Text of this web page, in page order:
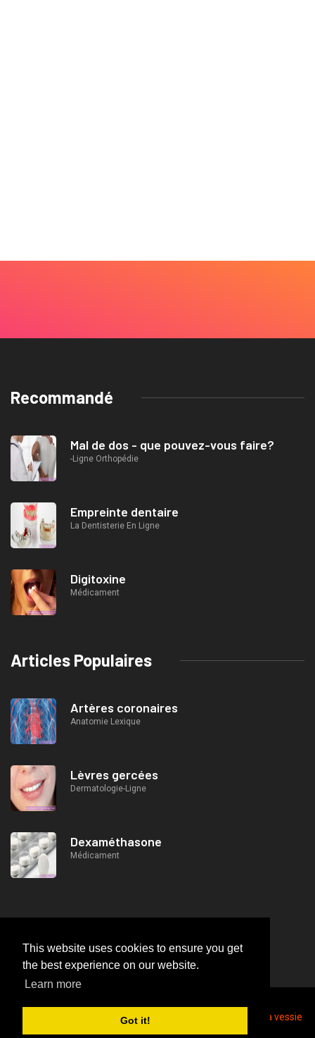
This website uses cookies to ensure you get
the best experience on our website.
Learn more
Got it!
Recommandé
Mal de dos - que pouvez-vous faire?
-Ligne Orthopédie
Empreinte dentaire
La Dentisterie En Ligne
Digitoxine
Médicament
Articles Populaires
Artères coronaires
Anatomie Lexique
Lèvres gercées
Dermatologie-Ligne
Dexaméthasone
Médicament
© https://lifeafterjob.com Thé indien aux reins et à la vessie